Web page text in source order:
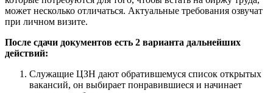
может несколько отличаться. Актуальные требования озвучат
при личном визите.
После сдачи документов есть 2 варианта дальнейших
действий:
Служащие ЦЗН дают обратившемуся список открытых
вакансий, он выбирает понравившиеся и начинает